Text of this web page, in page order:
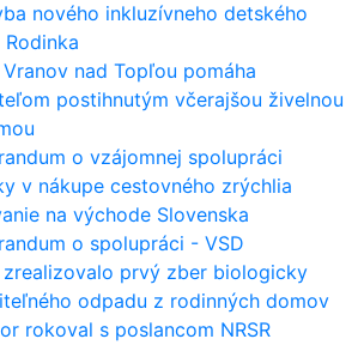
nového inkluzívneho detského
Rodinka
nad Topľou pomáha
postihnutým včerajšou živelnou
o vzájomnej spolupráci
v nákupe cestovného zrýchlia
na východe Slovenska
o spolupráci - VSD
zrealizovalo prvý zber biologicky
odpadu z rodinných domov
rokoval s poslancom NRSR